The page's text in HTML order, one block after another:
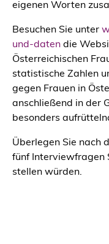
eigenen Worten
Besuchen Sie unter
und-daten die
Österreichischen
statistische Zahlen
gegen Frauen in
anschließend in der
besonders
Überlegen Sie nach
fünf Interviewfragen
stellen würden.